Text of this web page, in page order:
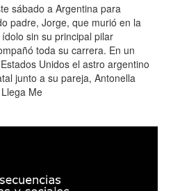
sábado a Argentina para
padre, Jorge, que murió en la
sin su principal pilar
toda su carrera. En un
Unidos el astro argentino
junto a su pareja, Antonella
Me